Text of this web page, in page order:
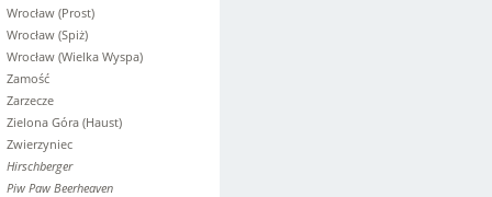
Wrocław (Prost)
Wrocław (Spiż)
Wrocław (Wielka Wyspa)
Zamość
Zarzecze
Zielona Góra (Haust)
Zwierzyniec
Hirschberger
Piw Paw Beerheaven